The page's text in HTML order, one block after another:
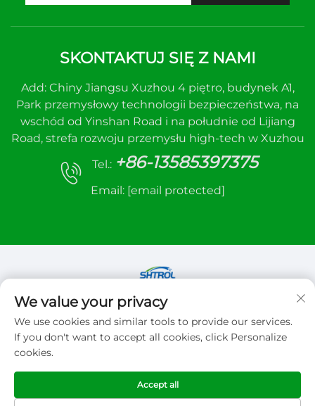
SKONTAKTUJ SIĘ Z NAMI
Add: Chiny Jiangsu Xuzhou 4 piętro, budynek A1,
Park przemysłowy technologii bezpieczeństwa, na
wschód od Yinshan Road i na południe od Lijiang
Road, strefa rozwoju przemysłu high-tech w Xuzhou
Tel.: +86-13585397375
Email: [email protected]
Copyright © 2026 Xuzhou sanhe automatic
control equipment Co.,LTD. Wszelkie prawa
zastrzeżone
We value your privacy
We use cookies and similar tools to provide our services.
If you don't want to accept all cookies, click Personalize
cookies.
Accept all